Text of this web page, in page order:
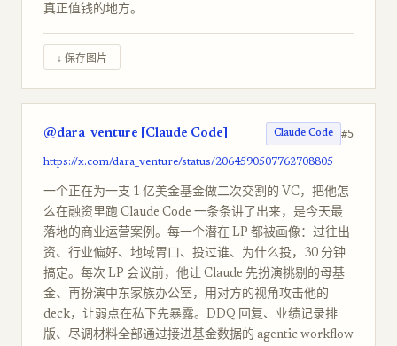
真正值钱的地方。
↓ 保存图片
@dara_venture [Claude Code] Claude Code #5
https://x.com/dara_venture/status/2064590507762708805
一个正在为一支 1 亿美金基金做二次交割的 VC，把他怎
么在融资里跑 Claude Code 一条条讲了出来，是今天最
落地的商业运营案例。每一个潜在 LP 都被画像：过往出
资、行业偏好、地域胃口、投过谁、为什么投，30 分钟
搞定。每次 LP 会议前，他让 Claude 先扮演挑剔的母基
金、再扮演中东家族办公室，用对方的视角攻击他的
deck，让弱点在私下先暴露。DDQ 回复、业绩记录排
版、尽调材料全部通过接进基金数据的 agentic workflow